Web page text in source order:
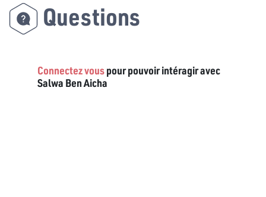
Questions
Connectez vouspour pouvoir intéragir avec
Salwa Ben Aicha